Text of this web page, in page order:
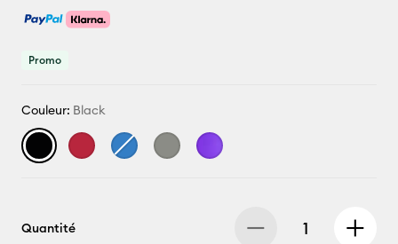
Promo
Couleur: Black
Quantité